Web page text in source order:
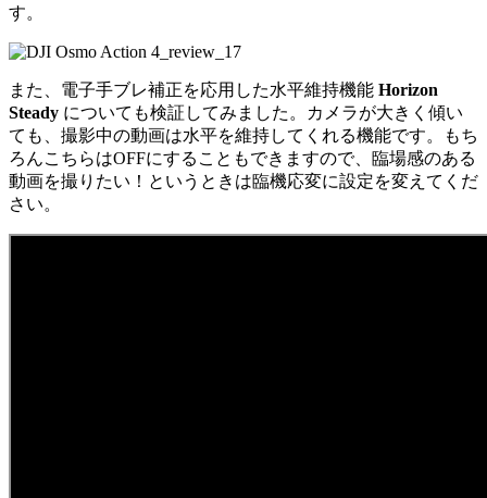
す。
また、電子手ブレ補正を応用した水平維持機能 Horizon
Steady についても検証してみました。カメラが大きく傾い
ても、撮影中の動画は水平を維持してくれる機能です。もち
ろんこちらはOFFにすることもできますので、臨場感のある
動画を撮りたい！というときは臨機応変に設定を変えてくだ
さい。